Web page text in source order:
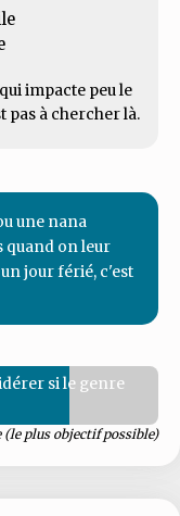
impacte peu le
pas à chercher là.
une nana
quand on leur
jour férié, c'est
si le genre
(le plus objectif possible)